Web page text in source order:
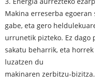
Makina erreserba
gabe, eta gero
urrunetik pizteko. Ez dago
sakatu beharrik, eta
luzatzen du
makinaren zerbitzu-bizitza.